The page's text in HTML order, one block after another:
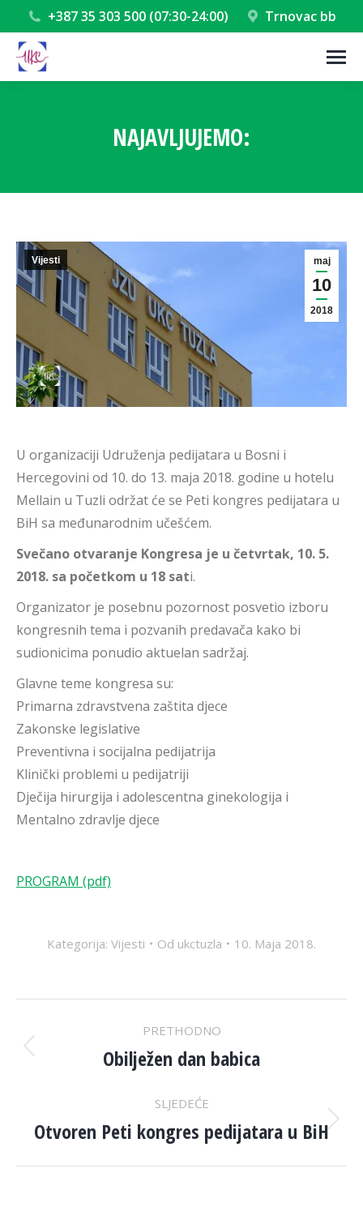
+387 35 303 500 (07:30-24:00) Trnovac bb
NAJAVLJUJEMO:
maj
10
2018
Vijesti
U organizaciji Udruženja pedijatara u Bosni i
Hercegovini od 10. do 13. maja 2018. godine u hotelu
Mellain u Tuzli održat će se Peti kongres pedijatara u
BiH sa međunarodnim učešćem.
Svečano otvaranje Kongresa je u četvrtak, 10. 5.
2018. sa početkom u 18 sati.
Organizator je posebnu pozornost posvetio izboru
kongresnih tema i pozvanih predavača kako bi
sudionicima ponudio aktuelan sadržaj.
Glavne teme kongresa su:
Primarna zdravstvena zaštita djece
Zakonske legislative
Preventivna i socijalna pedijatrija
Klinički problemi u pedijatriji
Dječija hirurgija i adolescentna ginekologija i
Mentalno zdravlje djece
PROGRAM (pdf)
Kategorija: Vijesti Od ukctuzla 10. Maja 2018.
POST
NAVIGATION
PRETHODNO
Previous
Obilježen dan babica
SLJEDEĆE
Next
Otvoren Peti kongres pedijatara u BiH